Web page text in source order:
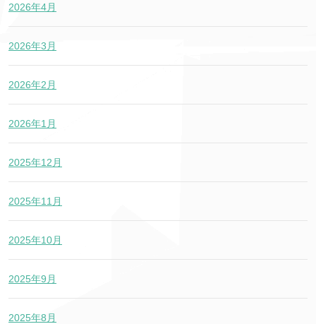
2026年4月
2026年3月
2026年2月
2026年1月
2025年12月
2025年11月
2025年10月
2025年9月
2025年8月